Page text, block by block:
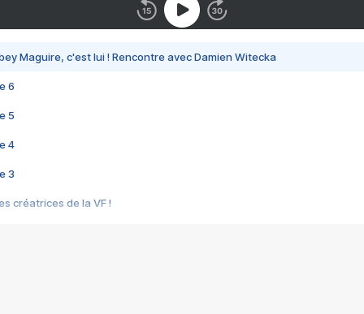
Maguire, c'est lui ! Rencontre avec Damien Witecka
6
5
4
3
créatrices de la VF !